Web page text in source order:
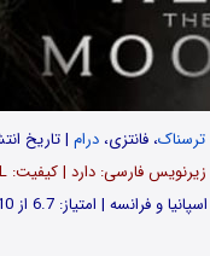
ترسناک، فانتزی، درام| تاریخ